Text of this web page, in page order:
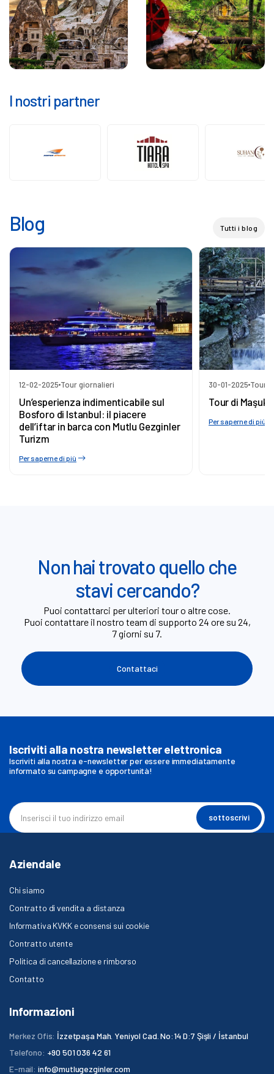
I nostri partner
Blog Tutti i blog
12-02-2025 Tour giornalieri
Un’esperienza indimenticabile sul
Bosforo di Istanbul: il piacere
dell’iftar in barca con Mutlu Gezginler
Turizm
Per saperne di più
30-01-2025 Tour
Tour di
Per saperne di più
Non hai trovato quello che
stavi cercando?
Puoi contattarci per ulteriori tour o altre cose.
Puoi contattare il nostro team di supporto 24 ore su 24,
7 giorni su 7.
Contattaci
Iscriviti alla nostra newsletter elettronica
Iscriviti alla nostra e-newsletter per essere immediatamente
informato su campagne e opportunità!
sottoscrivi
Aziendale
Chi siamo
Contratto di vendita a distanza
Informativa KVKK e consensi sui cookie
Contratto utente
Politica di cancellazione e rimborso
Contatto
Informazioni
Merkez Ofis: İzzetpaşa Mah. Yeniyol Cad. No:14 D:7 Şişli / İstanbul
Telefono: +90 501 036 42 61
E-mail: info@mutlugezginler.com